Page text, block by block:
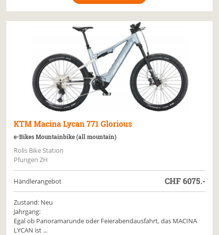
KTM Macina Lycan 771 Glorious
e-Bikes Mountainbike (all mountain)
Rolis Bike Station
Pfungen ZH
Händlerangebot CHF6075.-
Zustand: Neu
Jahrgang:
Egal ob Panoramarunde oder Feierabendausfahrt, das MACINA
LYCAN ist ...